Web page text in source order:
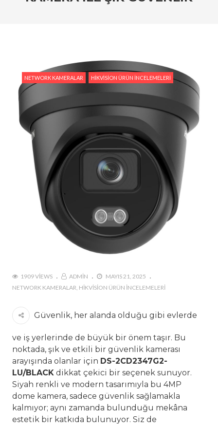
Avantajları
#Hikvision AI Teknolojileri ile Güvenlikte Yeni
Dönem
#Yapay Zeka Destekli Kamera Sistemlerinin
Avantajları
#Hikvision Akıllı Video İzleme: Özellikler ve
Avantajlar
NETWORK KAMERALAR HIKVISION ÜRÜN İNCELEMELERI
1909 VIEWS ADMIN
MAYIS 21, 2025
NETWORK KAMERALAR HIKVISION ÜRÜN İNCELEMELERI
Güvenlik, her alanda olduğu gibi evlerde
ve iş yerlerinde de büyük bir önem taşır. Bu
noktada, şık ve etkili bir güvenlik kamerası
arayışında olanlar için DS-2CD2347G2-
LU/BLACK dikkat çekici bir seçenek sunuyor.
Siyah renkli ve modern tasarımıyla bu 4MP
dome kamera, sadece güvenlik sağlamakla
kalmıyor; aynı zamanda bulunduğu mekâna
estetik bir katkıda bulunuyor. Siz de